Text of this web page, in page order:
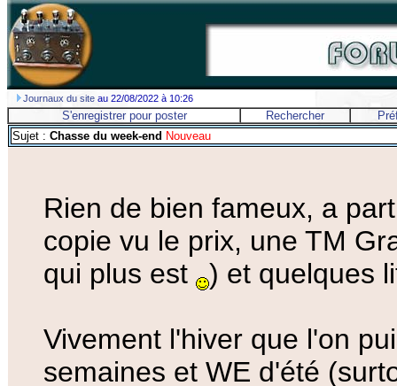
Journaux du site au 22/08/2022 à 10:26
S'enregistrer pour poster Rechercher
Sujet : Chasse du week-end Nouveau
Rien de bien fameux, a
copie vu le prix, une TM
qui plus est
) et quelques
Vivement l'hiver que l'on
semaines et WE d'été